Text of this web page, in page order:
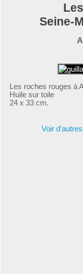
Seine-
Les roches rouges à
Huile sur toile
24 x 33 cm.
Voir